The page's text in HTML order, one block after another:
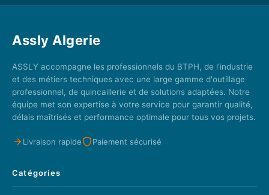
Assly Algerie
ASSLY accompagne les professionnels du BTPH, de l'industrie
et des métiers techniques avec une large gamme d'outillage
professionnel, de quincaillerie et de solutions adaptées. Notre
équipe met son expertise à votre service pour garantir qualité,
délais maîtrisés et performance optimale pour tous vos projets.
Livraison rapide Paiement sécurisé
Catégories